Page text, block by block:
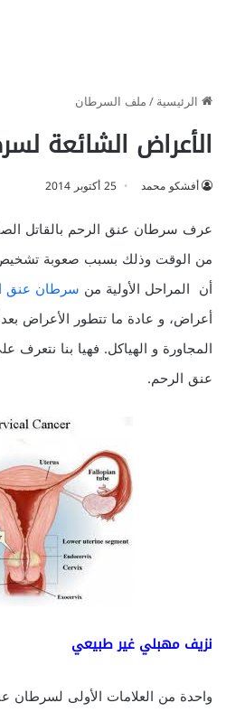
الرئيسية/ملف السرطان
الأعراض الشائعة
أفشكو محمد 25 أكتوبر 2014
عرف سرطان عنق الرحم بالقاتل
من الوقت وذلك بسبب صعوبة تشخيص
أن المراحل الأولية من سرطان عنق
أعراض، و عادة ما تتطور الأعراض
المجاورة و الهياكل. فهيا بنا
عنق الرحم.
نزيف مهبلي غير طبيعي
واحدة من العلامات الأولى لسرطان